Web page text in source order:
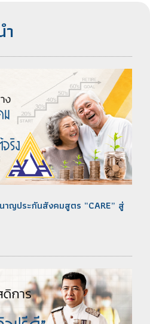
าญประกันสังคมสูตร “CARE” สู่